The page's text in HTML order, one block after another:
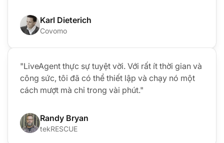
Karl Dieterich
Covomo
"LiveAgent thực sự tuyệt vời. Với rất ít thời gian và
công sức, tôi đã có thể thiết lập và chạy nó một
cách mượt mà chỉ trong vài phút."
Randy Bryan
tekRESCUE